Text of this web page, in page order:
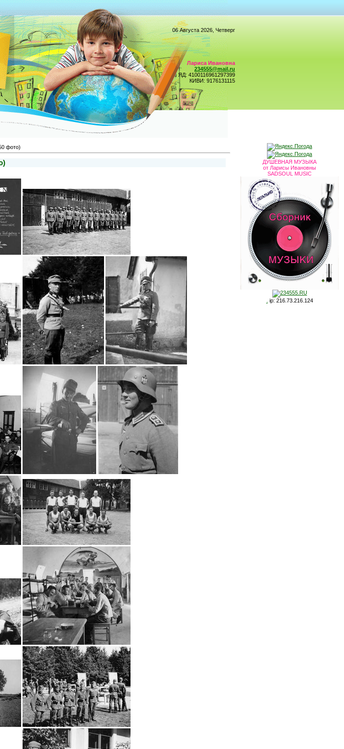
06 Августа 2026, Четверг
Лариса Ивановна
234555@mail.ru
ЯД: 4100116961297399
КИВИ: 9176131115
фото)
ДУШЕВНАЯ МУЗЫКА
от Ларисы Ивановны
SADSOUL MUSIC
ip: 216.73.216.124